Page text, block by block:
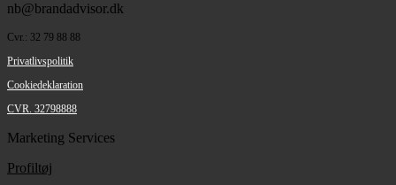
nb@brandadvisor.dk
Cvr.: 32 79 88 88
Privatlivspolitik
Cookiedeklaration
CVR. 32798888
Marketing Services
Profiltøj